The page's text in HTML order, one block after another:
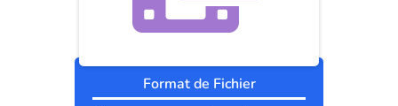
Format de Fichier